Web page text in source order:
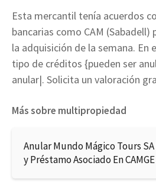
Esta mercantil tenía acuerdos
bancarias como CAM (Sabadell)
la adquisición de la semana.
tipo de créditos {pueden ser
anular|. Solicita un valoración
Más sobre multipropiedad
Anular Mundo Mágico Tours
y Préstamo Asociado En